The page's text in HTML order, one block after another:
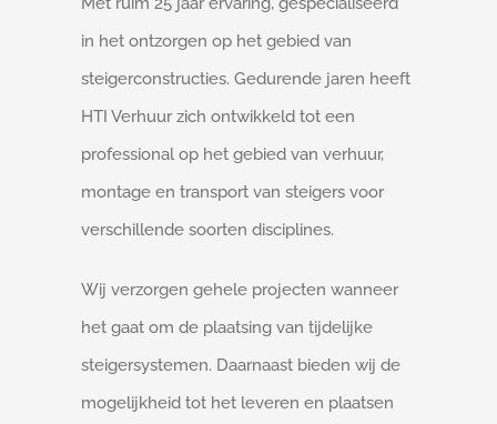
in het ontzorgen op het gebied van
steigerconstructies. Gedurende jaren heeft
HTI Verhuur zich ontwikkeld tot een
professional op het gebied van verhuur,
montage en transport van steigers voor
verschillende soorten disciplines.
Wij verzorgen gehele projecten wanneer
het gaat om de plaatsing van tijdelijke
steigersystemen. Daarnaast bieden wij de
mogelijkheid tot het leveren en plaatsen